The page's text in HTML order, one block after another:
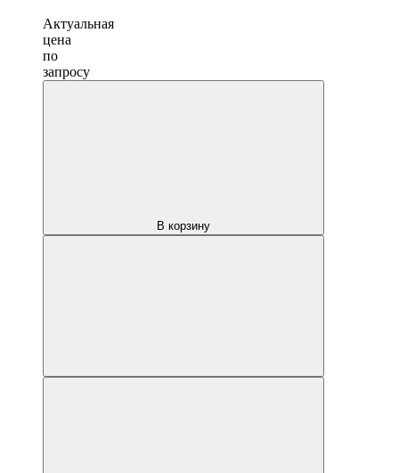
Актуальная
цена
по
запросу
В корзину